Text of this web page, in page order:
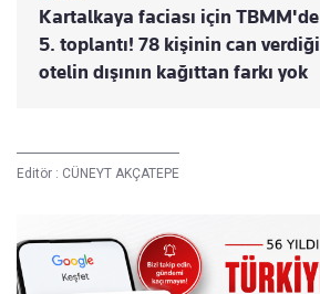
Kartalkaya faciası için TBMM'de
5. toplantı! 78 kişinin can verdiği
otelin dışının kağıttan farkı yok
Editör : CÜNEYT AKÇATEPE